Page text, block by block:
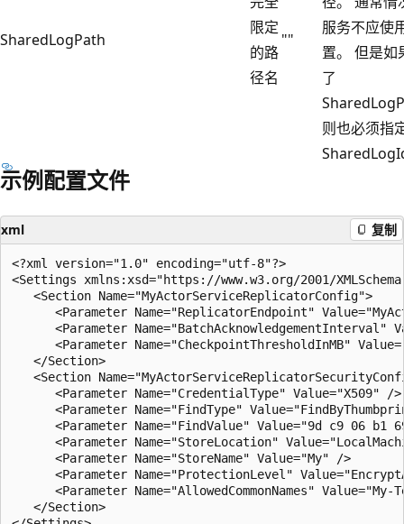
SharedLogPath
限定
的路
径名
""
服务不应使
置。 但是如
了
则也必须指
示例配置文件
xml 复制
<?xml version="1.0" encoding="utf-8"?>
<Settings xmlns:xsd="https://www.w3.org/2001/
   <Section Name="MyActorServiceReplicatorConfig">
<Parameter Name="ReplicatorEndpoint"
<Parameter Name="BatchAcknowledgementInterval"
<Parameter Name="CheckpointThresholdInMB"
   </Section>
<Section
      <Parameter Name="CredentialType" Value="X509" />
<Parameter Name="FindType"
<Parameter Name="FindValue" Value="9d c9 06 b1
<Parameter Name="StoreLocation"
      <Parameter Name="StoreName" Value="My" />
<Parameter Name="ProtectionLevel"
<Parameter Name="AllowedCommonNames" Value="My-
   </Section>